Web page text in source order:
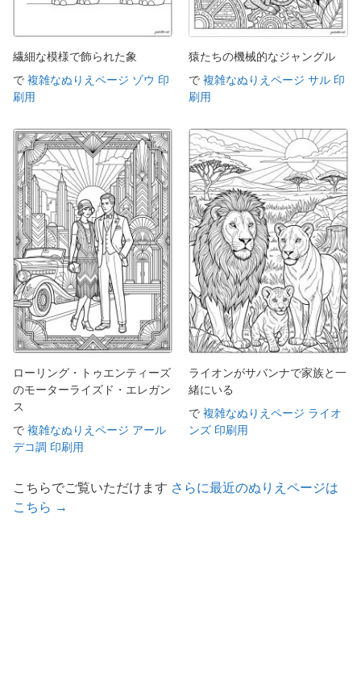
繊細な模様で飾られた象
で 複雑なぬりえページ ゾウ 印
刷用
猿たちの機械的なジャングル
で 複雑なぬりえページ サル 印
刷用
ローリング・トゥエンティーズ
のモーターライズド・エレガン
ス
で 複雑なぬりえページ アール
デコ調 印刷用
ライオンがサバンナで家族と一
緒にいる
で 複雑なぬりえページ ライオ
ンズ 印刷用
こちらでご覧いただけます さらに最近のぬりえページは
こちら →